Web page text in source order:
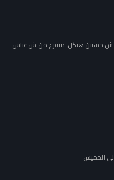
ش حسنين هيكل، متفرع من ش عباس